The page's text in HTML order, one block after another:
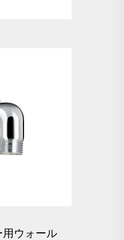
ウォール